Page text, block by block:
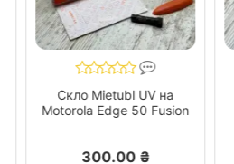
Скло Mietubl UV на
Motorola Edge 50 Fusion
300.00 ₴